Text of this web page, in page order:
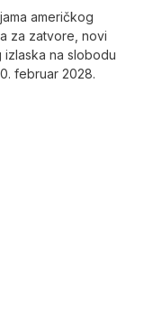
američkog
za zatvore, novi
na slobodu
februar 2028.